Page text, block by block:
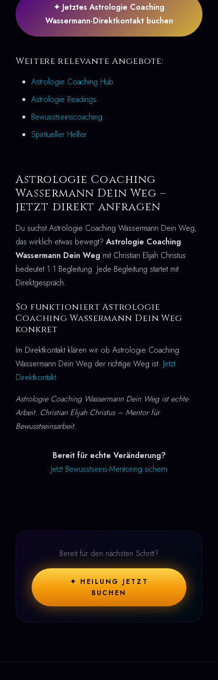
✦ Jetztes Astrologie Coaching
Wassermann-Direktkontakt buchen
Weitere relevante Angebote:
Astrologie Coaching Hub
Astrologie Readings
Bewusstseinscoaching
Spiritueller Helfer
Astrologie Coaching
Wassermann Dein Weg –
jetzt direkt anfragen
Du suchst Astrologie Coaching Wassermann Dein Weg,
das wirklich etwas bewegt?Astrologie Coaching
Wassermann Dein Weg mit Christian Elijah Christus
bedeutet 1:1 Begleitung. Jede Begleitung startet mit
Direktgespräch.
So funktioniert Astrologie
Coaching Wassermann Dein Weg
konkret
Im Direktkontakt klären wir ob Astrologie Coaching
Wassermann Dein Weg der richtige Weg ist. Jetzt
Direktkontakt.
Astrologie Coaching Wassermann Dein Weg ist echte
Arbeit. Christian Elijah Christus – Mentor für
Bewusstseinsarbeit.
Bereit für echte Veränderung?
Jetzt Bewusstseins-Mentoring sichern
Bereit für den nächsten Schritt?
✦ HEILUNG JETZT
BUCHEN